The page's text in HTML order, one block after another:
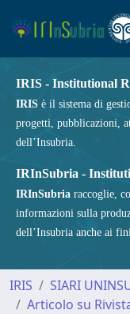
IRIS - Institutional
IRIS è il sistema di
progetti, pubblicazioni,
dell’Insubria.
IRInSubria -
IRInSubria raccoglie,
informazioni sulla
dell’Insubria anche ai
IRIS SIARI
Articolo su